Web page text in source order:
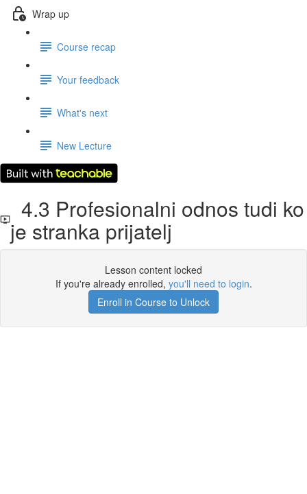
Wrap up
Course recap
Your feedback
What's next
New Lecture
4.3 Profesionalni odnos tudi ko
je stranka prijatelj
Lesson content locked
If you're already enrolled, you'll need to login.
Enroll in Course to Unlock